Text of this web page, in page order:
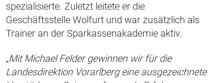
spezialisierte. Zuletzt leitete er die
Geschäftsstelle Wolfurt und war zusätzlich als
Trainer an der Sparkassenakademie aktiv.
„Mit Michael Felder gewinnen wir für die
Landesdirektion Vorarlberg eine ausgezeichnete